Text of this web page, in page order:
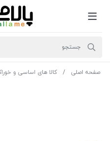
صفحه اصلی کالا های اساسی و